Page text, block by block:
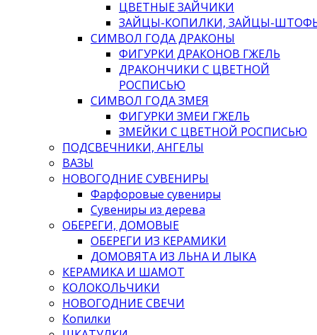
ЦВЕТНЫЕ ЗАЙЧИКИ
ЗАЙЦЫ-КОПИЛКИ, ЗАЙЦЫ-
СИМВОЛ ГОДА ДРАКОНЫ
ФИГУРКИ ДРАКОНОВ ГЖЕЛЬ
ДРАКОНЧИКИ С ЦВЕТНОЙ
РОСПИСЬЮ
СИМВОЛ ГОДА ЗМЕЯ
ФИГУРКИ ЗМЕИ ГЖЕЛЬ
ЗМЕЙКИ С ЦВЕТНОЙ РОСПИСЬЮ
ПОДСВЕЧНИКИ, АНГЕЛЫ
ВАЗЫ
НОВОГОДНИЕ СУВЕНИРЫ
Фарфоровые сувениры
Сувениры из дерева
ОБЕРЕГИ, ДОМОВЫЕ
ОБЕРЕГИ ИЗ КЕРАМИКИ
ДОМОВЯТА ИЗ ЛЬНА И ЛЫКА
КЕРАМИКА И ШАМОТ
КОЛОКОЛЬЧИКИ
НОВОГОДНИЕ СВЕЧИ
Копилки